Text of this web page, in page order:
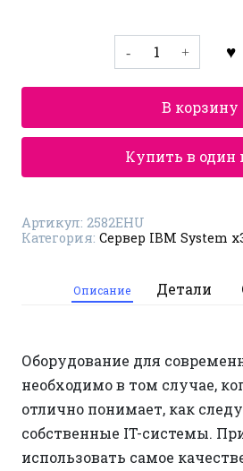
Количество
товара
Сервер
IBM
System
M4
2582EHU
В корзину
Купить в один
Артикул: 2582EHU
Категория: Сервер IBM System
Описание Детали
Оборудование для
необходимо в том случае,
отлично понимает, как
собственные IT-системы.
использовать самое